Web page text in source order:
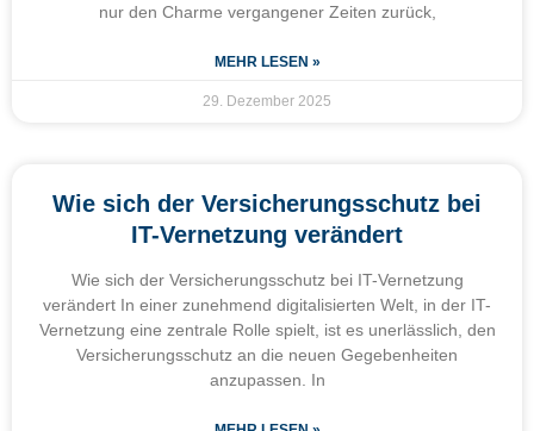
nur den Charme vergangener Zeiten zurück,
MEHR LESEN »
29. Dezember 2025
Wie sich der Versicherungsschutz bei
IT-Vernetzung verändert
Wie sich der Versicherungsschutz bei IT-Vernetzung
verändert In einer zunehmend digitalisierten Welt, in der IT-
Vernetzung eine zentrale Rolle spielt, ist es unerlässlich, den
Versicherungsschutz an die neuen Gegebenheiten
anzupassen. In